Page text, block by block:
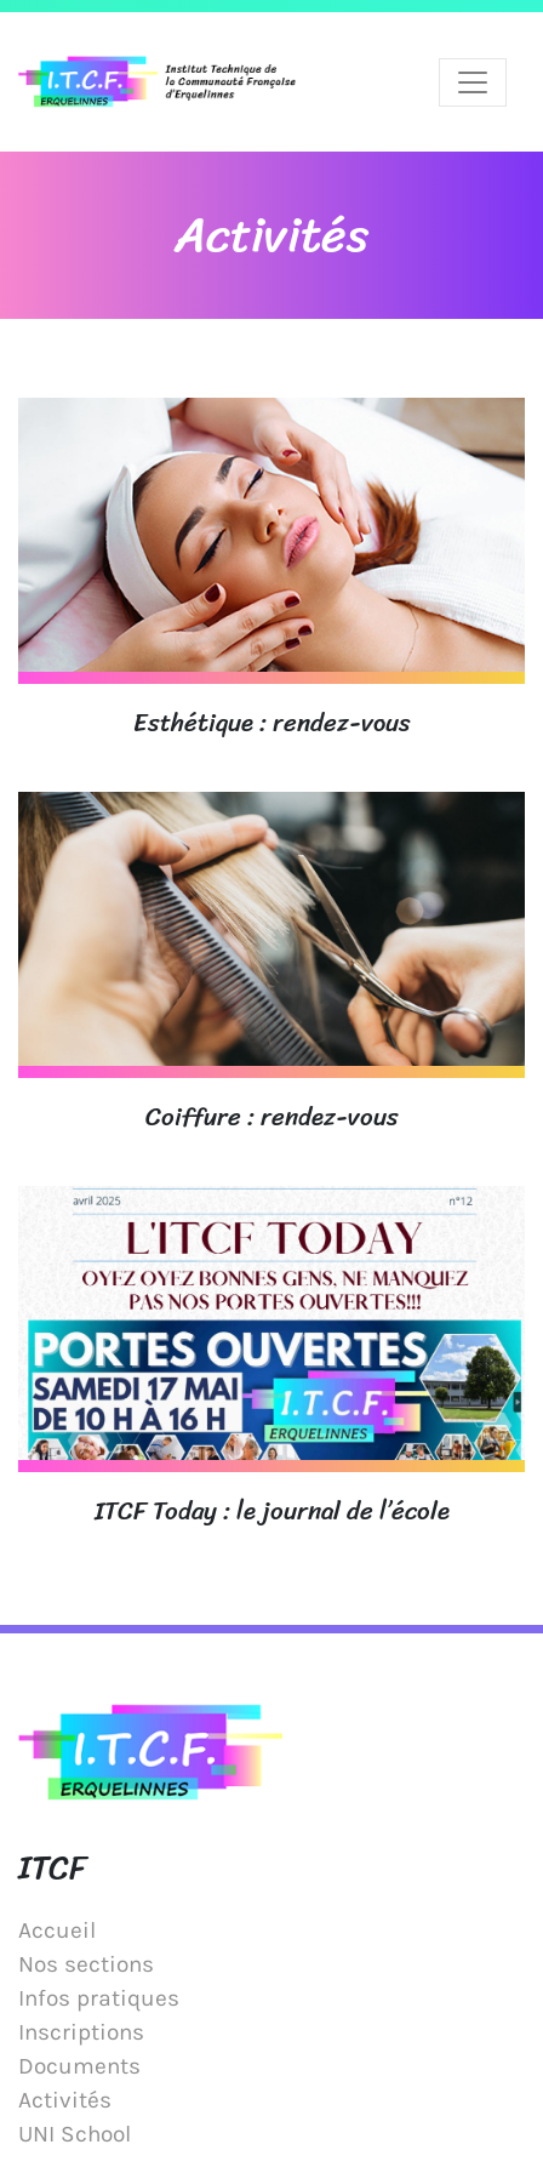
Activités
Esthétique : rendez-vous
Coiffure : rendez-vous
ITCF Today : le journal de l’école
ITCF
Accueil
Nos sections
Infos pratiques
Inscriptions
Documents
Activités
UNI School